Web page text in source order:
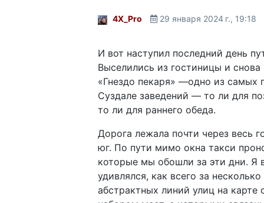
4X_Pro 29 января 2024 г., 19:18
И вот наступил последний день
Выселились из гостиницы и снова
«Гнездо пекаря» —одно из самых
Суздале заведений — то ли для
то ли для раннего обеда.
Дорога лежала почти через весь
юг. По пути мимо окна такси
которые мы обошли за эти дни. Я
удивлялся, как всего за
абстрактных линий улиц на карте